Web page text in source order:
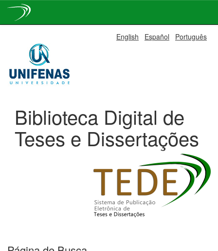
navigation
English Español Português
Biblioteca Digital de
Teses e Dissertações